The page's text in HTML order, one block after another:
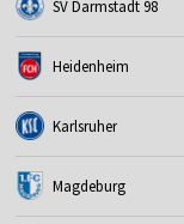
SV Darmstadt 98
Heidenheim
Karlsruher
Magdeburg